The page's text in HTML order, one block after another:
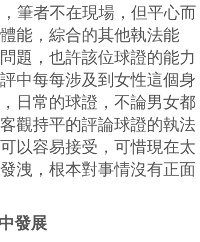
筆者不在現場，但平心而
能，綜合的其他執法能
題，也許該位球證的能力
中每每涉及到女性這個身
日常的球證，不論男女都
觀持平的評論球證的執法
以容易接受，可惜現在太
洩，根本對事情沒有正面
發展